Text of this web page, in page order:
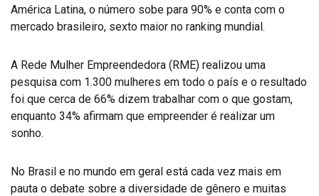
América Latina, o número sobe para 90% e conta com o
mercado brasileiro, sexto maior no ranking mundial.
A Rede Mulher Empreendedora (RME) realizou uma
pesquisa com 1.300 mulheres em todo o país e o resultado
foi que cerca de 66% dizem trabalhar com o que gostam,
enquanto 34% afirmam que empreender é realizar um
sonho.
No Brasil e no mundo em geral está cada vez mais em
pauta o debate sobre a diversidade de gênero e muitas